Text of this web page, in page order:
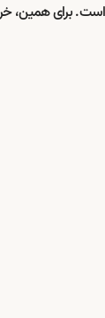
برای همین،